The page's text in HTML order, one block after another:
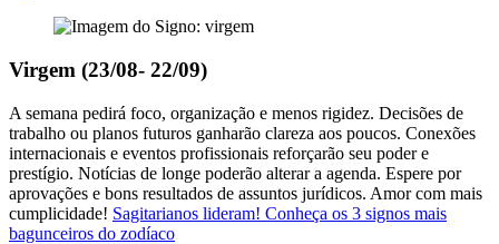
Virgem (23/08- 22/09)
A semana pedirá foco, organização e menos rigidez. Decisões de
trabalho ou planos futuros ganharão clareza aos poucos. Conexões
internacionais e eventos profissionais reforçarão seu poder e
prestígio. Notícias de longe poderão alterar a agenda. Espere por
aprovações e bons resultados de assuntos jurídicos. Amor com mais
cumplicidade! Sagitarianos lideram! Conheça os 3 signos mais
bagunceiros do zodíaco